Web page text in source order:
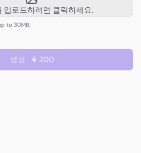
업로드하려면 클릭하세요.
to 30MB;
생성 200